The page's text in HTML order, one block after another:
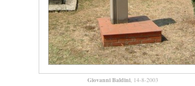
Giovanni Baldini , 14-8-2003